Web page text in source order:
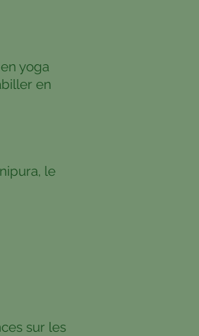
yoga
en
le
sur les